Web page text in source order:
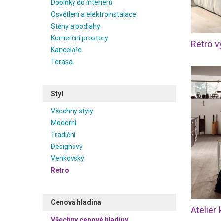
Doplňky do interiérů
Osvětlení a elektroinstalace
Stěny a podlahy
Komerční prostory
Kanceláře
Terasa
Styl
Všechny styly
Moderní
Tradiční
Designový
Venkovský
Retro
Cenová hladina
Retro
Atelier